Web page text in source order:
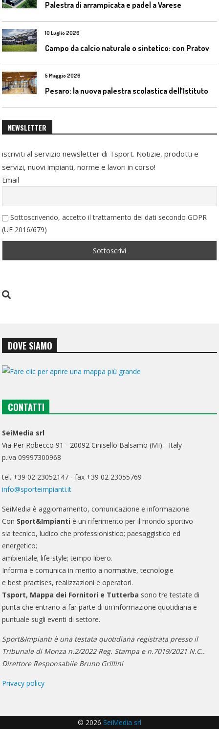
Palestra di arrampicata e padel a Varese
10 Luglio 2026
5 Maggio 2026
NEWSLETTER
iscriviti al servizio newsletter di Tsport. Notizie, prodotti e
servizi, nuovi impianti, norme e lavori in corso!
Email
Sottoscrivendo, accetto il trattamento dei dati secondo GDPR
(UE 2016/679)
DOVE SIAMO
CONTATTI
SeiMedia srl
Via Per Robecco 91 - 20092 Cinisello Balsamo (MI) - Italy
p.iva 09997300968
tel. +39 02 23052147 - fax +39 02 23055769
info@sporteimpianti.it
SeiMedia è aggiornamento, comunicazione e informazione.
Con Sport&Impianti è un riferimento per il mondo sportivo
sia tecnico, ludico che professionistico; paesaggistico ed
energetico;
ambientale; life-style; tempo libero.
Informa e comunica in merito a normative, tecnologie
e best practises, realizzazioni e operatori.
Tsport, Mappa dei Fornitori e Tutterba sono tre testate di
punta che entrano a far parte di un'informazione quotidiana e
puntuale sugli eventi di settore.
Sport&Impianti è una testata quotidiana registrata presso il
Tribunale di Monza n.2/2022 Reg. Stampa e n.7019/2021 N.C..
Direttore Responsabile Bruno Grillini
Privacy policy
© 2026 SeiMedia srl